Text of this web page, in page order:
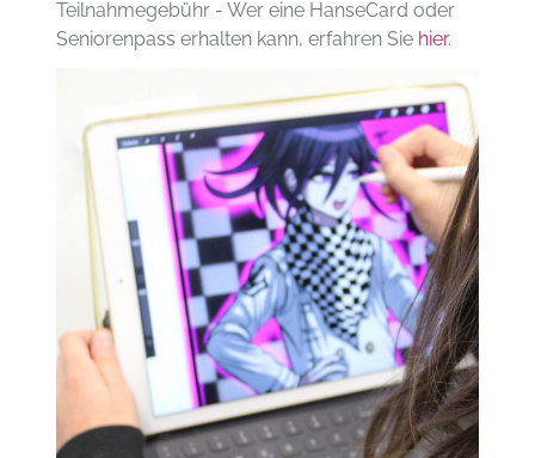
Teilnahmegebühr - Wer eine HanseCard oder
Seniorenpass erhalten kann, erfahren Sie hier.